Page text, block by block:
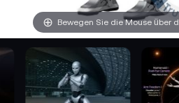
Bewegen Sie die Mouse über